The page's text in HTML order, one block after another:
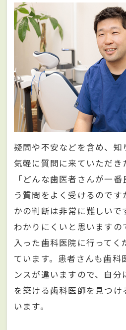
疑問や不安などを含め、知
気軽に質問に来ていただき
「どんな歯医者さんが一
う質問をよく受けるのです
かの判断は非常に難しいで
わかりにくいと思いますの
入った歯科医院に行ってく
ています。患者さんも歯科
ンスが違いますので、自
を築ける歯科医師を見つ
います。